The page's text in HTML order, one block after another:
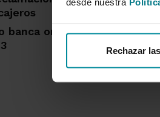
Rechazar
banca online